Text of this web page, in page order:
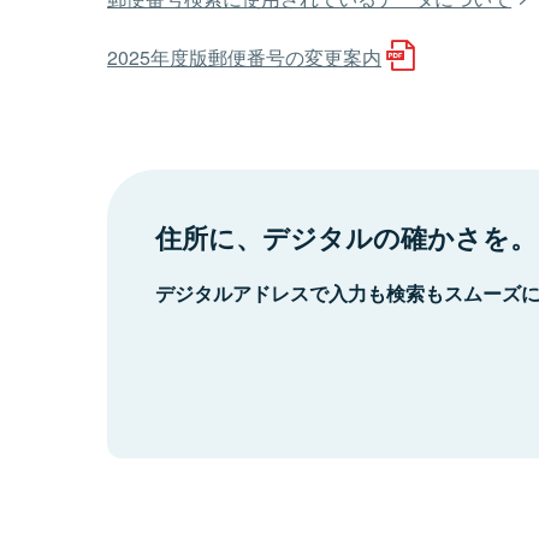
2025年度版郵便番号の変更案内
住所に、デジタルの確かさを。
デジタルアドレスで入力も検索もスムーズ